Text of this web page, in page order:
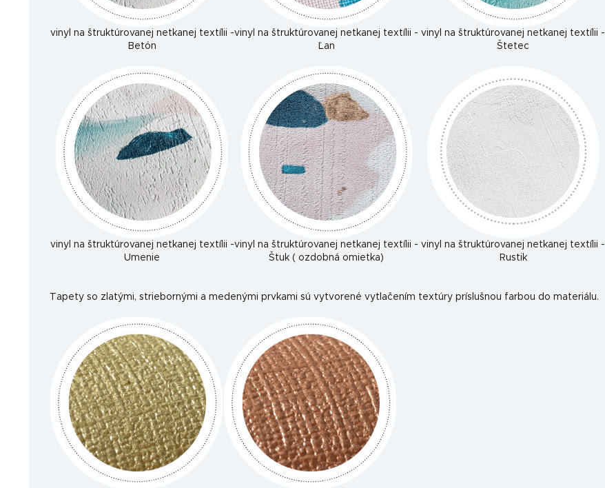
vinyl na štruktúrovanej netkanej textílii -
Betón
vinyl na štruktúrovanej netkanej textílii -
Ľan
vinyl na štruktúrovanej netkanej textílii -
Štetec
vinyl na štruktúrovanej netkanej textílii -
Umenie
vinyl na štruktúrovanej netkanej textílii -
Štuk ( ozdobná omietka)
vinyl na štruktúrovanej netkanej textílii -
Rustik
Tapety so zlatými, striebornými a medenými prvkami sú vytvorené vytlačením textúry príslušnou farbou do materiálu.